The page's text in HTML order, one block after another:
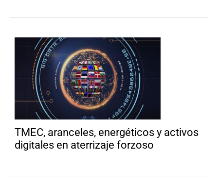
TMEC, aranceles, energéticos y activos
digitales en aterrizaje forzoso